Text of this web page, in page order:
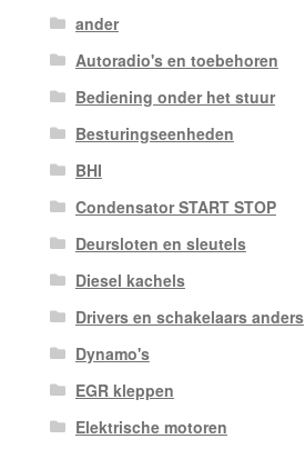
ander
Autoradio's en toebehoren
Bediening onder het stuur
Besturingseenheden
BHI
Condensator START STOP
Deursloten en sleutels
Diesel kachels
Drivers en schakelaars anders
Dynamo's
EGR kleppen
Elektrische motoren